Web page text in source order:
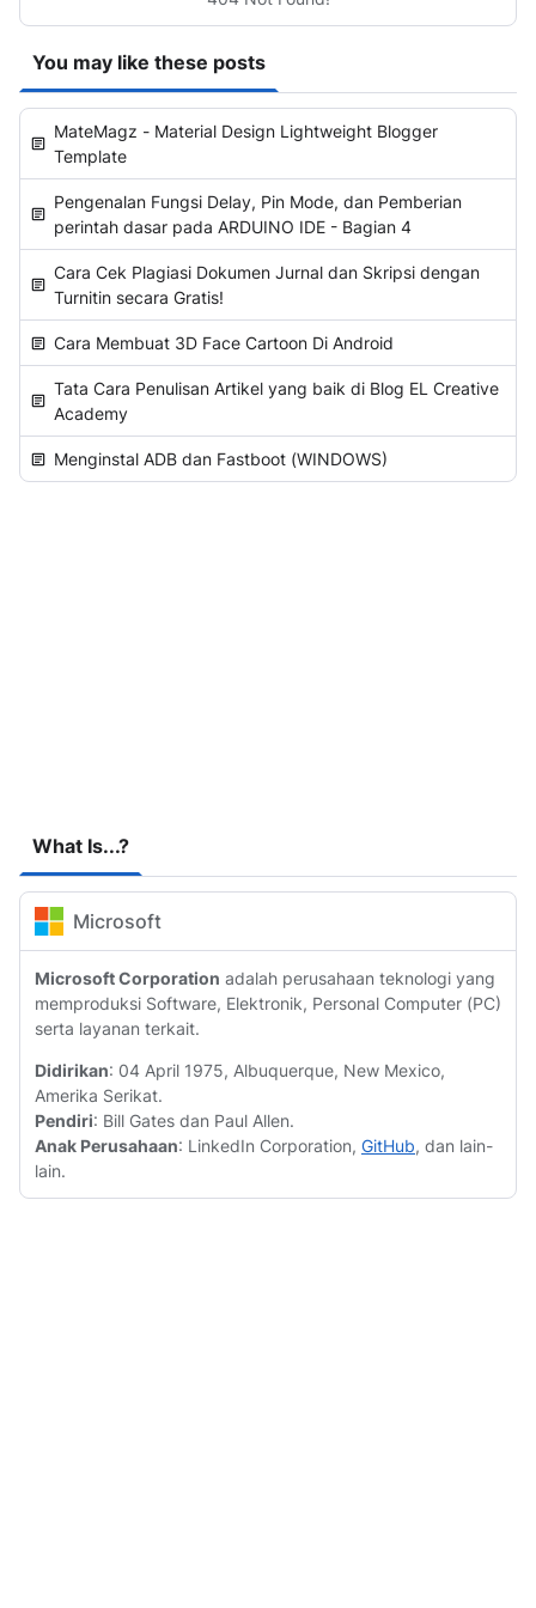
You may like these posts
MateMagz - Material Design Lightweight Blogger
Template
Pengenalan Fungsi Delay, Pin Mode, dan Pemberian
perintah dasar pada ARDUINO IDE - Bagian 4
Cara Cek Plagiasi Dokumen Jurnal dan Skripsi dengan
Turnitin secara Gratis!
Cara Membuat 3D Face Cartoon Di Android
Tata Cara Penulisan Artikel yang baik di Blog EL Creative
Academy
Menginstal ADB dan Fastboot (WINDOWS)
What Is...?
Microsoft
Microsoft Corporation adalah perusahaan teknologi yang
memproduksi Software, Elektronik, Personal Computer (PC)
serta layanan terkait.
Didirikan: 04 April 1975, Albuquerque, New Mexico,
Amerika Serikat.
Pendiri: Bill Gates dan Paul Allen.
Anak Perusahaan: LinkedIn Corporation, GitHub, dan lain-
lain.